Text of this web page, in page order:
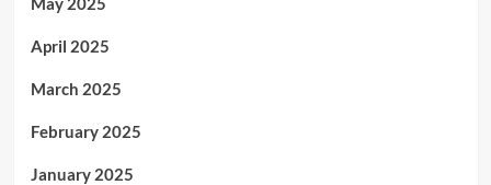
April 2025
March 2025
February 2025
January 2025